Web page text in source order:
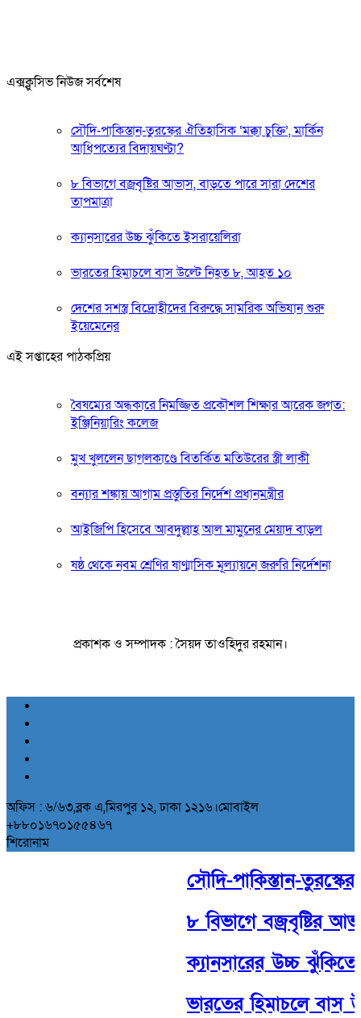
এক্সক্লুসিভ নিউজ সর্বশেষ
সৌদি-পাকিস্তান-তুরস্কের ঐতিহাসিক ‘মক্কা চুক্তি’, মার্কিন
আধিপত্যের বিদায়ঘণ্টা?
৮ বিভাগে বজ্রবৃষ্টির আভাস, বাড়তে পারে সারা দেশের
তাপমাত্রা
ক্যানসারের উচ্চ ঝুঁকিতে ইসরায়েলিরা
ভারতের হিমাচলে বাস উল্টে নিহত ৮, আহত ১০
দেশের সশস্ত্র বিদ্রোহীদের বিরুদ্ধে সামরিক অভিযান শুরু
ইয়েমেনের
এই সপ্তাহের পাঠকপ্রিয়
বৈষম্যের অন্ধকারে নিমজ্জিত প্রকৌশল শিক্ষার আরেক জগত:
ইঞ্জিনিয়ারিং কলেজ
মুখ খুললেন ছাগলকাণ্ডে বিতর্কিত মতিউরের স্ত্রী লাকী
বন্যার শঙ্কায় আগাম প্রস্তুতির নির্দেশ প্রধানমন্ত্রীর
আইজিপি হিসেবে আবদুল্লাহ আল মামুনের মেয়াদ বাড়ল
ষষ্ঠ থেকে নবম শ্রেণির ষাণ্মাসিক মূল্যায়নে জরুরি নির্দেশনা
প্রকাশক ও সম্পাদক : সৈয়দ তাওহিদুর রহমান।
অফিস : ৬/৬৩,ব্লক এ,মিরপুর ১২, ঢাকা ১২১৬।মোবাইল
+৮৮০১৬৭০১৫৫৪৬৭
শিরোনাম
সৌদি-পাকিস্তান-তুরস্কের
৮ বিভাগে বজ্রবৃষ্টির
ক্যানসারের উচ্চ ঝুঁকিতে
ভারতের হিমাচলে বাস